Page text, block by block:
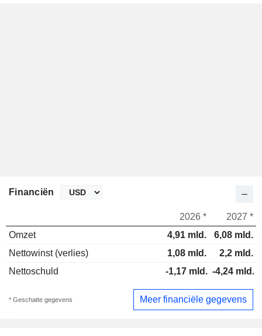
Financiën
2026 *
2027 *
Omzet
4,91 mld.
6,08 mld.
Nettowinst (verlies)
1,08 mld.
2,2 mld.
Nettoschuld
-1,17 mld. -4,24 mld.
* Geschatte gegevens Meer financiële gegevens